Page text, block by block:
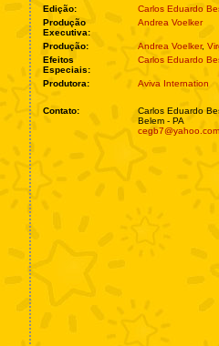
Edição:
Carlos Eduardo
Produção
Executiva:
Andrea Voelker
Produção: Andrea Voelker,
Efeitos
Especiais:
Carlos Eduardo
Produtora: Aviva Internation
Contato:
Carlos Eduardo
Belem - PA
cegb7@yahoo.com